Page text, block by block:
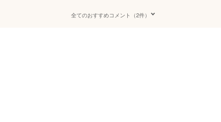
全てのおすすめコメント（2件）